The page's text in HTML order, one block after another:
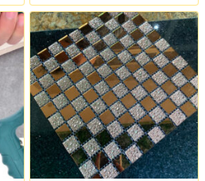
0
₫
đ
ế
n
5
0
0
.
0
0
.